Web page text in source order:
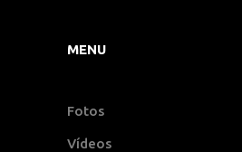
MENU
Fotos
Vídeos